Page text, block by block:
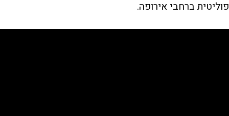
פוליטית ברחבי אירופה.